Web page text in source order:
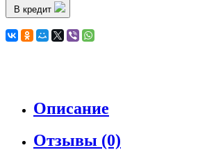
В кредит
Описание
Отзывы (0)